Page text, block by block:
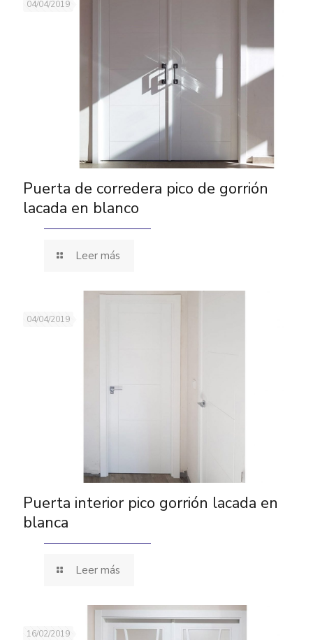
04/04/2019
Puerta de corredera pico de gorrión
lacada en blanco
Leer más
04/04/2019
Puerta interior pico gorrión lacada en
blanca
Leer más
16/02/2019